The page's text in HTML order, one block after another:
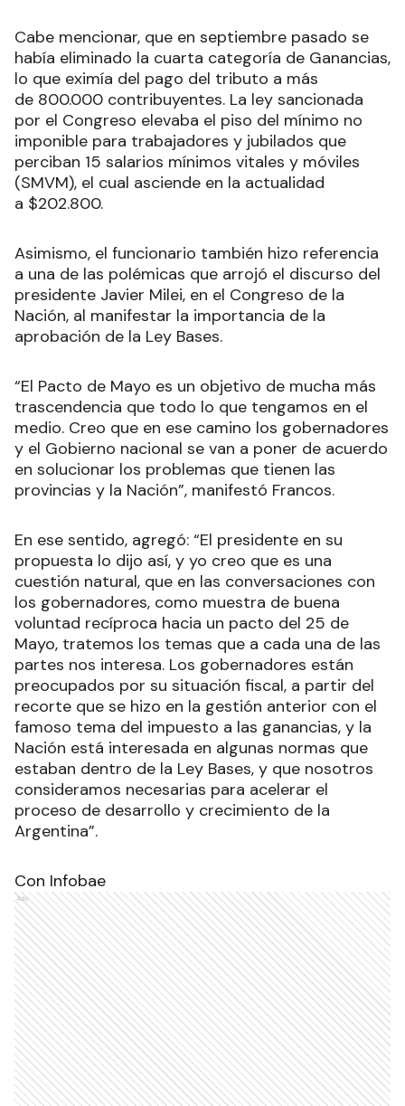
Cabe mencionar, que en septiembre pasado se
había eliminado la cuarta categoría de Ganancias,
lo que eximía del pago del tributo a más
de 800.000 contribuyentes. La ley sancionada
por el Congreso elevaba el piso del mínimo no
imponible para trabajadores y jubilados que
perciban 15 salarios mínimos vitales y móviles
(SMVM), el cual asciende en la actualidad
a $202.800.
Asimismo, el funcionario también hizo referencia
a una de las polémicas que arrojó el discurso del
presidente Javier Milei, en el Congreso de la
Nación, al manifestar la importancia de la
aprobación de la Ley Bases.
“El Pacto de Mayo es un objetivo de mucha más
trascendencia que todo lo que tengamos en el
medio. Creo que en ese camino los gobernadores
y el Gobierno nacional se van a poner de acuerdo
en solucionar los problemas que tienen las
provincias y la Nación”, manifestó Francos.
En ese sentido, agregó: “El presidente en su
propuesta lo dijo así, y yo creo que es una
cuestión natural, que en las conversaciones con
los gobernadores, como muestra de buena
voluntad recíproca hacia un pacto del 25 de
Mayo, tratemos los temas que a cada una de las
partes nos interesa. Los gobernadores están
preocupados por su situación fiscal, a partir del
recorte que se hizo en la gestión anterior con el
famoso tema del impuesto a las ganancias, y la
Nación está interesada en algunas normas que
estaban dentro de la Ley Bases, y que nosotros
consideramos necesarias para acelerar el
proceso de desarrollo y crecimiento de la
Argentina”.
Con Infobae
Ads